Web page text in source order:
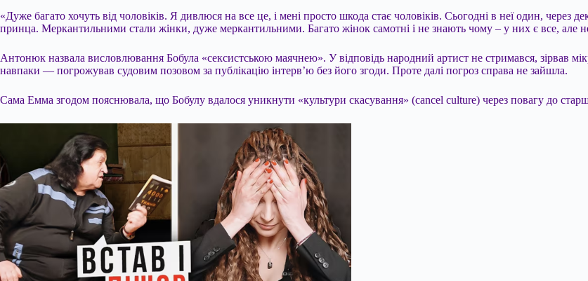
«Дуже багато хочуть від чоловіків. Я дивлюся на все це, і мені просто шкода стає чоловіків. Сьогодні в неї один, через
принца. Меркантильними стали жінки, дуже меркантильними. Багато жінок самотні і не знають чому – у них є все, але
Антонюк назвала висловлювання Бобула «сексистською маячнею». У відповідь народний артист не стримався, зірвав
навпаки — погрожував судовим позовом за публікацію інтерв’ю без його згоди. Проте далі погроз справа не зайшла.
Сама Емма згодом пояснювала, що Бобулу вдалося уникнути «культури скасування» (cancel culture) через повагу до